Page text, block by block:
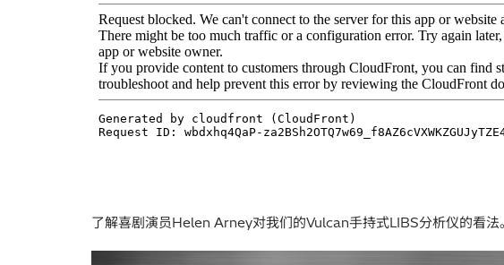
了解喜剧演员Helen Arney对我们的Vulcan手持式LIBS分析仪的看法。